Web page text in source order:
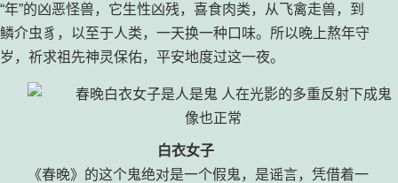
“年”的凶恶怪兽，它生性凶残，喜食肉类，从飞禽走兽，到
鳞介虫豸，以至于人类，一天换一种口味。所以晚上熬年守
岁，祈求祖先神灵保佑，平安地度过这一夜。
白衣女子
《春晚》的这个鬼绝对是一个假鬼，是谣言，凭借着一